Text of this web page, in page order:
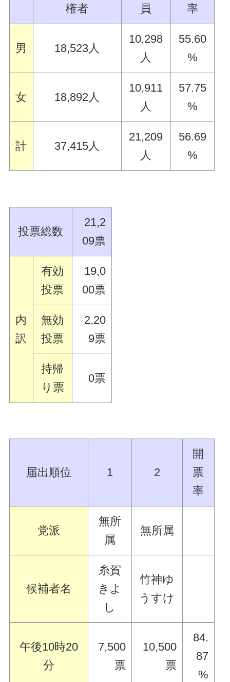
権者
員
率
男 18,523人
10,298
人
55.60
%
女 18,892人
10,911
人
57.75
%
計 37,415人
21,209
人
56.69
%
投票総数
21,2
09票
内
訳
有効
投票
19,0
00票
無効
投票
2,20
9票
持帰
り票
0票
届出順位 1 2
開
票
率
党派
無所
属
無所属
候補者名
糸賀
きよ
し
竹神ゆ
うすけ
午後10時20
分
7,500
票
10,500
票
84.
87
%